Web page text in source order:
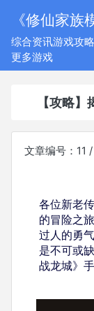
《修仙家
综合资讯游戏攻略
更多游戏
【攻略
文章编号：11 /
各位新老
的冒险之
过人的勇
是不可或
战龙城》